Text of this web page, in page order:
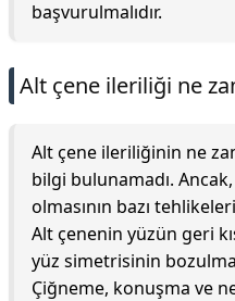
başvurulmalıdır.
Alt çene ileriliği ne
Alt çene ileriliğinin ne
bilgi bulunamadı.
olmasının bazı
Alt çenenin yüzün geri
yüz simetrisinin
Çiğneme, konuşma ve